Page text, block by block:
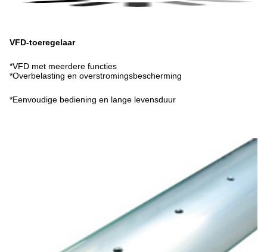
VFD-toeregelaar
*VFD met meerdere functies
*Overbelasting en overstromingsbescherming
*Eenvoudige bediening en lange levensduur